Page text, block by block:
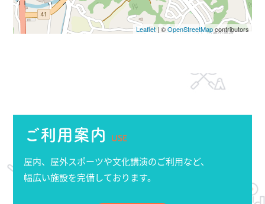
Leaflet| ©OpenStreetMapcontributors
ご利用案内 USE
屋内、屋外スポーツや文化講演のご利用など、
幅広い施設を完備しております。